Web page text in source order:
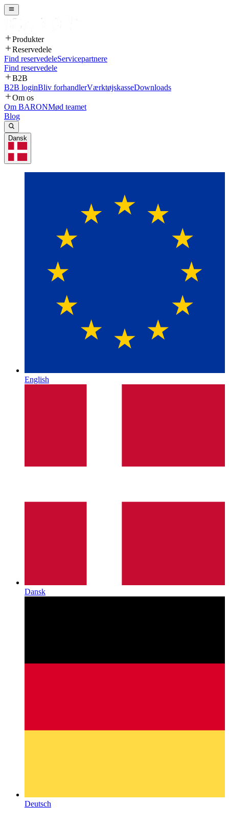
Produkter
Reservedele
Find reservedeleServicepartnere
Find reservedele
B2B
B2B loginBliv forhandlerVærktøjskasseDownloads
Om os
Om BARONMød teamet
Blog
Dansk
English
Dansk
Deutsch